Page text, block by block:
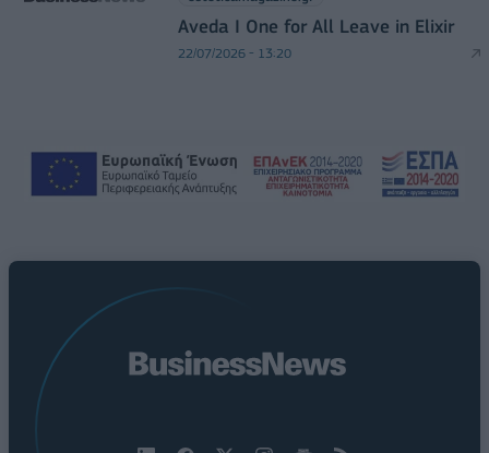
Aveda I One for All Leave in Elixir
22/07/2026 - 13:20